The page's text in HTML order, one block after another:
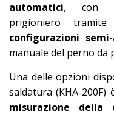
automatici, con
prigioniero tramite
configurazioni
manuale del perno da
Una delle opzioni
saldatura (KHA-200F)
misurazione della